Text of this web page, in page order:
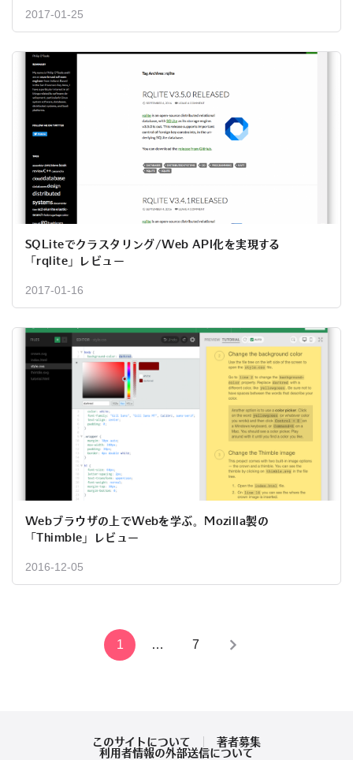
2017-01-25
SQLiteでクラスタリング/Web API化を実現する
「rqlite」レビュー
2017-01-16
Webブラウザの上でWebを学ぶ。Mozilla製の
「Thimble」レビュー
2016-12-05
1 … 7
このサイトについて
著者募集
利用者情報の外部送信について